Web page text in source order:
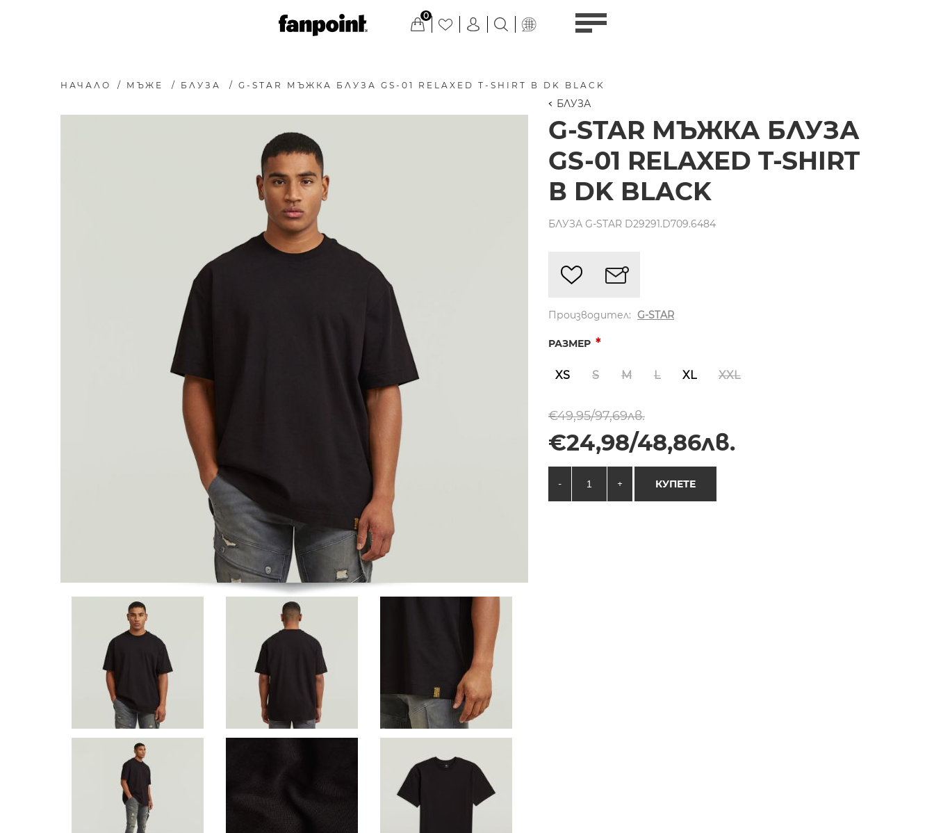
0
НАЧАЛО / МЪЖЕ / БЛУЗА / G-STAR МЪЖКА БЛУЗА GS-01 RELAXED T-SHIRT В DK BLACK
БЛУЗА
G-STAR МЪЖКА БЛУЗА
GS-01 RELAXED T-SHIRT
В DK BLACK
БЛУЗА G-STAR D29291.D709.6484
Производител: G-STAR
РАЗМЕР *
XS S M L XL XXL
€49,95/97,69лв.
€24,98/48,86лв.
- + КУПЕТЕ